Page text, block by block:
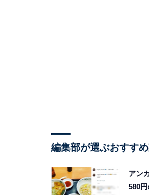
編集部が選ぶおすす
アン
580